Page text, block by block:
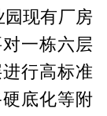
园现有厂房
一栋六层
行高标准
底化等附